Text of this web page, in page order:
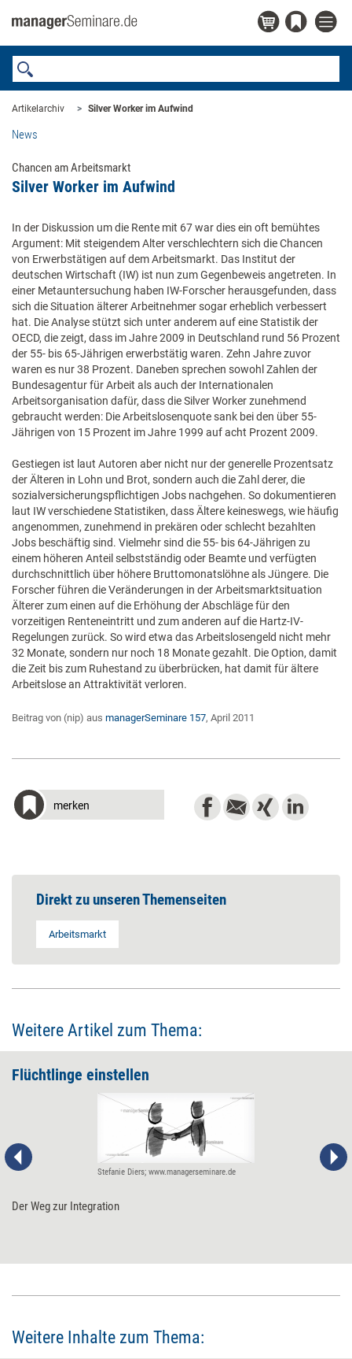
Artikelarchiv Silver Worker im Aufwind
News
Chancen am Arbeitsmarkt
Silver Worker im Aufwind
In der Diskussion um die Rente mit 67 war dies ein oft bemühtes
Argument: Mit steigendem Alter verschlechtern sich die Chancen
von Erwerbstätigen auf dem Arbeitsmarkt. Das Institut der
deutschen Wirtschaft (IW) ist nun zum Gegenbeweis angetreten. In
einer Metauntersuchung haben IW-Forscher herausgefunden, dass
sich die Situation älterer Arbeitnehmer sogar erheblich verbessert
hat. Die Analyse stützt sich unter anderem auf eine Statistik der
OECD, die zeigt, dass im Jahre 2009 in Deutschland rund 56 Prozent
der 55- bis 65-Jährigen erwerbstätig waren. Zehn Jahre zuvor
waren es nur 38 Prozent. Daneben sprechen sowohl Zahlen der
Bundesagentur für Arbeit als auch der Internationalen
Arbeitsorganisation dafür, dass die Silver Worker zunehmend
gebraucht werden: Die Arbeitslosenquote sank bei den über 55-
Jährigen von 15 Prozent im Jahre 1999 auf acht Prozent 2009.
Gestiegen ist laut Autoren aber nicht nur der generelle Prozentsatz
der Älteren in Lohn und Brot, sondern auch die Zahl derer, die
sozialversicherungspflichtigen Jobs nachgehen. So dokumentieren
laut IW verschiedene Statistiken, dass Ältere keineswegs, wie häufig
angenommen, zunehmend in prekären oder schlecht bezahlten
Jobs beschäftig sind. Vielmehr sind die 55- bis 64-Jährigen zu
einem höheren Anteil selbstständig oder Beamte und verfügten
durchschnittlich über höhere Bruttomonatslöhne als Jüngere. Die
Forscher führen die Veränderungen in der Arbeitsmarktsituation
Älterer zum einen auf die Erhöhung der Abschläge für den
vorzeitigen Renteneintritt und zum anderen auf die Hartz-IV-
Regelungen zurück. So wird etwa das Arbeitslosengeld nicht mehr
32 Monate, sondern nur noch 18 Monate gezahlt. Die Option, damit
die Zeit bis zum Ruhestand zu überbrücken, hat damit für ältere
Arbeitslose an Attraktivität verloren.
Beitrag von (nip) aus managerSeminare 157, April 2011
merken
Direkt zu unseren Themenseiten
Arbeitsmarkt
Weitere Artikel zum Thema:
Flüchtlinge einstellen
Stefanie Diers; www.managerseminare.de
Der Weg zur Integration
Weitere Inhalte zum Thema: